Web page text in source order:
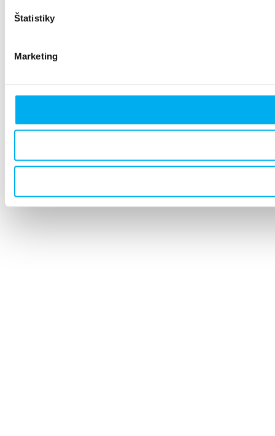
Štatistiky
Marketing